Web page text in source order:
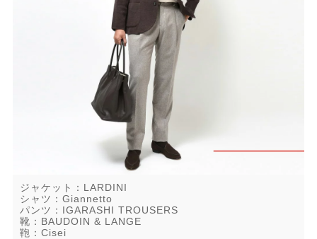
ジャケット：LARDINI
シャツ：Giannetto
パンツ：IGARASHI TROUSERS
靴：BAUDOIN & LANGE
鞄：Cisei